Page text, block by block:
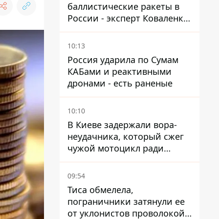
баллистические ракеты в
России - эксперт Коваленко
дал ответ, который вряд ли
понравится украинцам
10:13
Россия ударила по Сумам
КАБами и реактивными
дронами - есть раненые
10:10
В Киеве задержали вора-
неудачника, который сжег
чужой мотоцикл ради
содержимого багажника
09:54
Тиса обмелела,
пограничники затянули ее
от уклонистов проволокой